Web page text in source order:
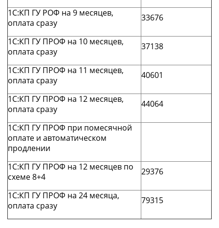
1С:КП ГУ РОФ на 9 месяцев,
оплата сразу
33676
1С:КП ГУ ПРОФ на 10 месяцев,
оплата сразу
37138
1С:КП ГУ ПРОФ на 11 месяцев,
оплата сразу
40601
1С:КП ГУ ПРОФ на 12 месяцев,
оплата сразу
44064
1С:КП ГУ ПРОФ при помесячной
оплате и автоматическом
продлении
1С:КП ГУ ПРОФ на 12 месяцев по
схеме 8+4
29376
1С:КП ГУ ПРОФ на 24 месяца,
оплата сразу
79315